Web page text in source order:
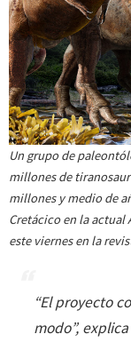
Un grupo de
millones de
millones y medio de
Cretácico en la
este viernes en la
“El proyecto
modo”,